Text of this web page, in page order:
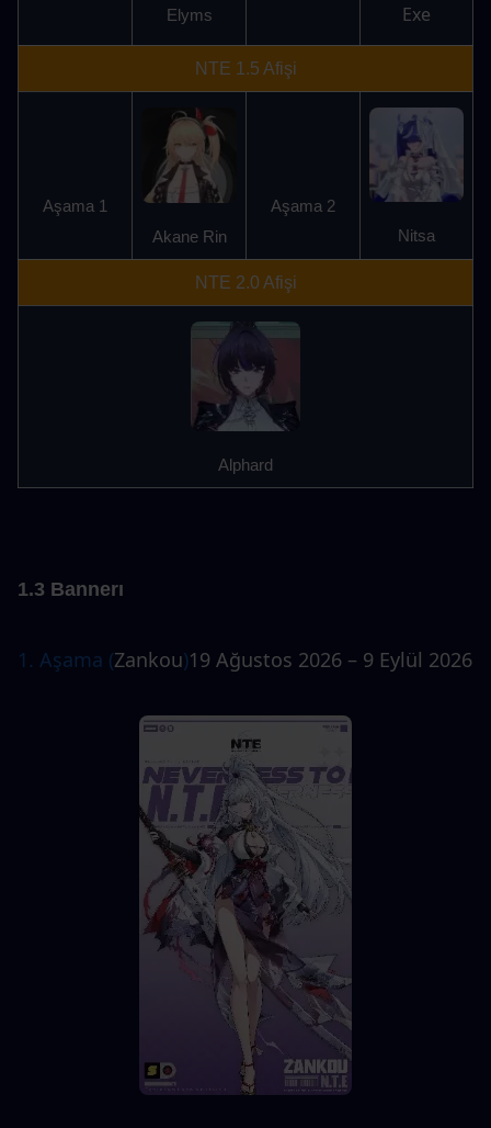
Elyms
Exe
NTE 1.5 Afişi
Aşama 1
Akane Rin
Aşama 2
Nitsa
NTE 2.0 Afişi
Alphard
1.3 Bannerı
1. Aşama (Zankou)19 Ağustos 2026 – 9 Eylül 2026